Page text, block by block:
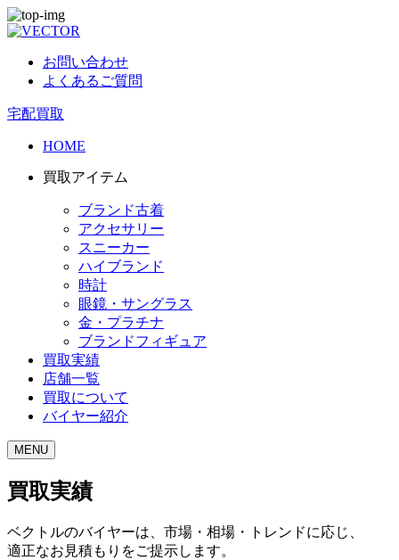
お問い合わせ
よくあるご質問
宅配買取
HOME
買取アイテム
ブランド古着
アクセサリー
スニーカー
ハイブランド
時計
眼鏡・サングラス
金・プラチナ
ブランドフィギュア
買取実績
店舗一覧
買取について
バイヤー紹介
MENU
買取実績
ベクトルのバイヤーは、市場・相場・トレンドに応じ、
適正なお見積もりをご提示します。